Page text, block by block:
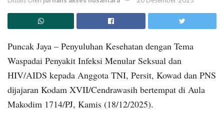
Puncak Jaya – Penyuluhan Kesehatan dengan Tema
Waspadai Penyakit Infeksi Menular Seksual dan
HIV/AIDS kepada Anggota TNI, Persit, Kowad dan PNS
dijajaran Kodam XVII/Cendrawasih bertempat di Aula
Makodim 1714/PJ, Kamis (18/12/2025).